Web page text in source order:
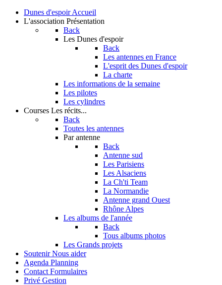
Dunes d'espoir Accueil
L'association Présentation
Back
Les Dunes d'espoir
Back
Les antennes en France
L'esprit des Dunes d'espoir
La charte
Les informations de la semaine
Les pilotes
Les cylindres
Courses Les récits...
Back
Toutes les antennes
Par antenne
Back
Antenne sud
Les Parisiens
Les Alsaciens
La Ch'ti Team
La Normandie
Antenne grand Ouest
Rhône Alpes
Les albums de l'année
Back
Tous albums photos
Les Grands projets
Soutenir Nous aider
Agenda Planning
Contact Formulaires
Privé Gestion